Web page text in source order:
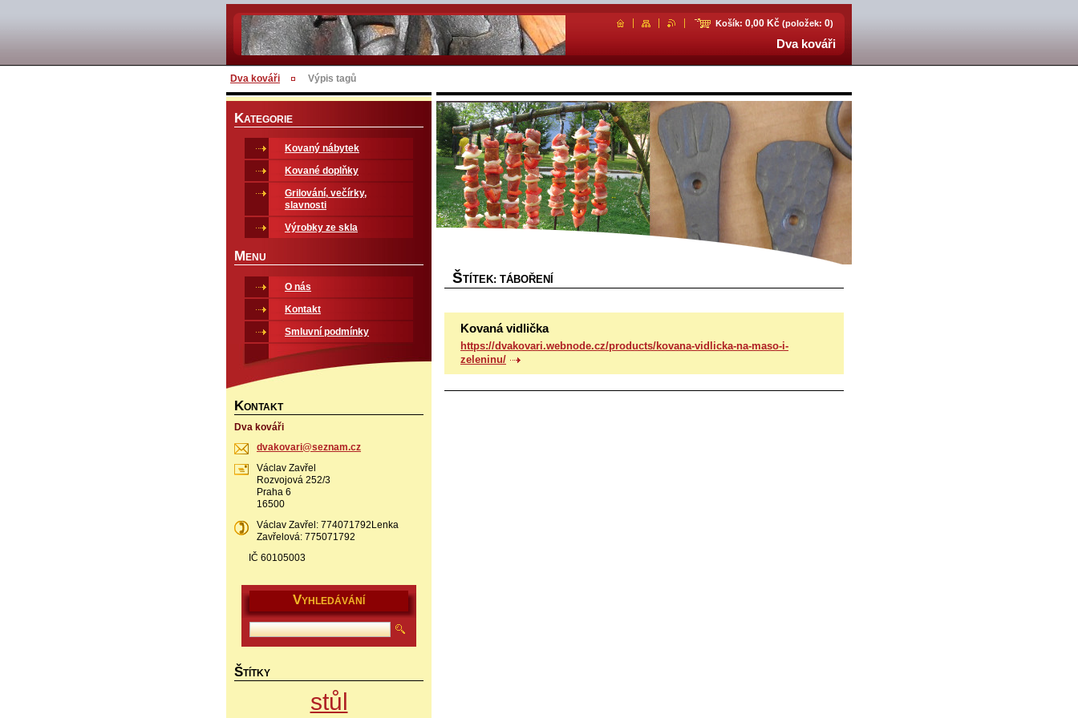
Košík: 0,00 Kč (položek: 0)
Dva kováři
Dva kováři Výpis tagů
ŠTÍTEK: TÁBOŘENÍ
Kovaná vidlička
https://dvakovari.webnode.cz/products/kovana-vidlicka-na-maso-i-
zeleninu/
KATEGORIE
Kovaný nábytek
Kované doplňky
Grilování, večírky,
slavnosti
Výrobky ze skla
M ENU
O nás
Kontakt
Smluvní podmínky
KONTAKT
Dva kováři
dvakovari@seznam.cz
Václav Zavřel
Rozvojová 252/3
Praha 6
16500
Václav Zavřel: 774071792Lenka
Zavřelová: 775071792
IČ 60105003
VYHLEDÁVÁNÍ
ŠTÍTKY
stůl